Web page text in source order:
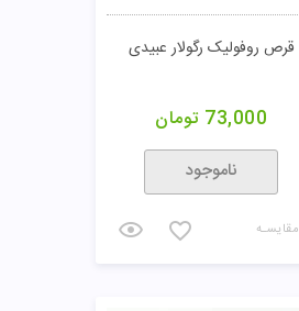
قرص روفولیک رگولار عبیدی
73,000 تومان
ناموجود
مقایسـه